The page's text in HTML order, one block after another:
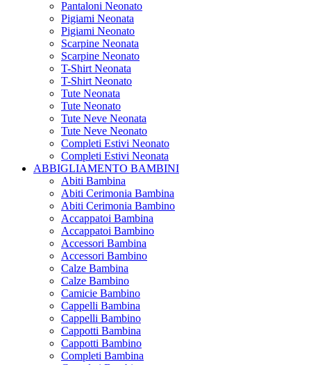
Pantaloni Neonato
Pigiami Neonata
Pigiami Neonato
Scarpine Neonata
Scarpine Neonato
T-Shirt Neonata
T-Shirt Neonato
Tute Neonata
Tute Neonato
Tute Neve Neonata
Tute Neve Neonato
Completi Estivi Neonato
Completi Estivi Neonata
ABBIGLIAMENTO BAMBINI
Abiti Bambina
Abiti Cerimonia Bambina
Abiti Cerimonia Bambino
Accappatoi Bambina
Accappatoi Bambino
Accessori Bambina
Accessori Bambino
Calze Bambina
Calze Bambino
Camicie Bambino
Cappelli Bambina
Cappelli Bambino
Cappotti Bambina
Cappotti Bambino
Completi Bambina